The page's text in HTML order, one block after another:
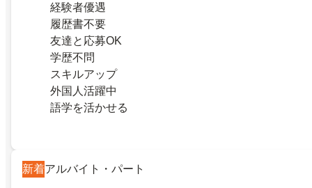
経験者優遇
履歴書不要
友達と応募OK
学歴不問
スキルアップ
外国人活躍中
語学を活かせる
新着アルバイト・パート